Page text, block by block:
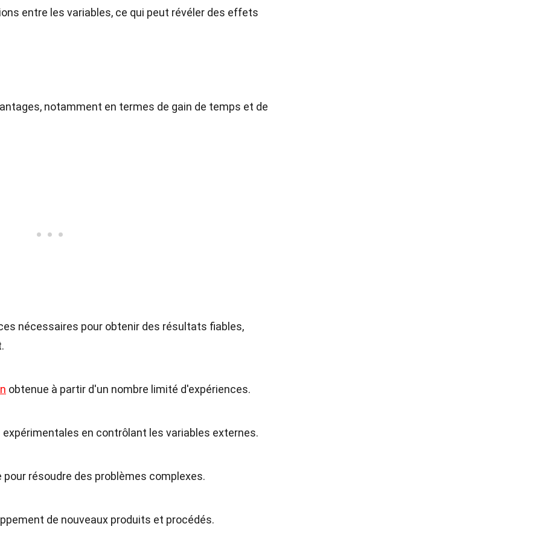
entre les variables, ce qui peut révéler des effets
notamment en termes de gain de temps et de
nécessaires pour obtenir des résultats fiables,
obtenue à partir d'un nombre limité d'expériences.
expérimentales en contrôlant les variables externes.
résoudre des problèmes complexes.
de nouveaux produits et procédés.